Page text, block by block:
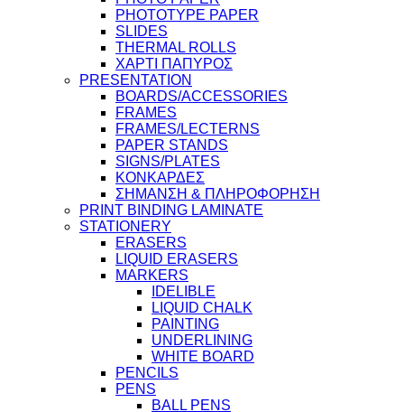
PHOTOTYPE PAPER
SLIDES
THERMAL ROLLS
ΧΑΡΤΙ ΠΑΠΥΡΟΣ
PRESENTATION
BOARDS/ACCESSORIES
FRAMES
FRAMES/LECTERNS
PAPER STANDS
SIGNS/PLATES
ΚΟΝΚΑΡΔΕΣ
ΣΗΜΑΝΣΗ & ΠΛΗΡΟΦΟΡΗΣΗ
PRINT BINDING LAMINATE
STATIONERY
ERASERS
LIQUID ERASERS
MARKERS
IDELIBLE
LIQUID CHALK
PAINTING
UNDERLINING
WHITE BOARD
PENCILS
PENS
BALL PENS